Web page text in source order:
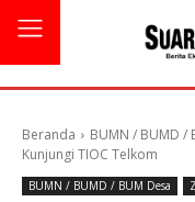
Beranda BUMN / BUMD /
Kunjungi TIOC Telkom
BUMN / BUMD / BUM Desa